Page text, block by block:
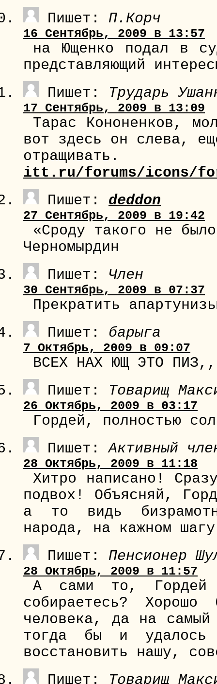
Пишет: П.Корч
16 Сентябрь, 2009 в 13:57
на Ющенко подал в
представляющий
Пишет: Трударь
17 Сентябрь, 2009 в 13:09
Тарас Кононенков,
вот здесь он слева,
itt.ru/forums/icons/
Пишет: deddon
27 Сентябрь, 2009 в 19:42
«Сроду такого не
Черномырдин
Пишет: Член
30 Сентябрь, 2009 в 07:37
Прекратить
Пишет: барыга
7 Октябрь, 2009 в 09:07
ВСЕХ НАХ ЮЩ ЭТО
Пишет: Товарищ
26 Октябрь, 2009 в 03:17
Гордей, полностью
Пишет:Активный
28 Октябрь, 2009 в 11:18
Хитро написано!
подвох! Объясняй,
а то видь
народа, на кажном
Пишет: Пенсионер
28 Октябрь, 2009 в 11:57
А сами то, Гордей
собираетесь?
человека, да на самый
тогда бы и удалось
восстановить нашу,
Пишет: Товарищ